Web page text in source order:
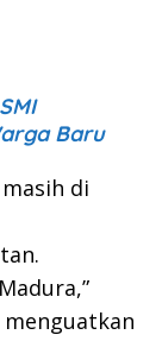
Baru
di